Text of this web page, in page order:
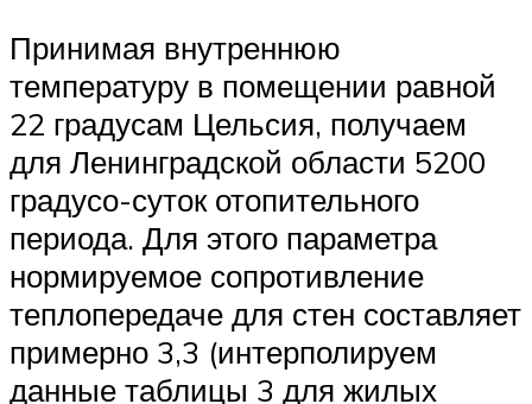
Принимая внутреннюю
температуру в помещении равной
22 градусам Цельсия, получаем
для Ленинградской области 5200
градусо-суток отопительного
периода. Для этого параметра
нормируемое сопротивление
теплопередаче для стен составляет
примерно 3,3 (интерполируем
данные таблицы 3 для жилых